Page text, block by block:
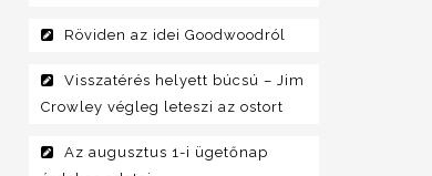
Röviden az idei Goodwoodról
Visszatérés helyett búcsú – Jim
Crowley végleg leteszi az ostort
Az augusztus 1-i ügetőnap